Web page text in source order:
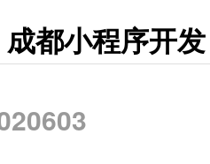
成都小程序开发